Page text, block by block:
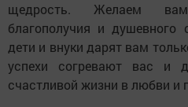
щедрость. Желаем вам
благополучия и душевного
дети и внуки дарят вам
успехи согревают вас и
счастливой жизни в любви и